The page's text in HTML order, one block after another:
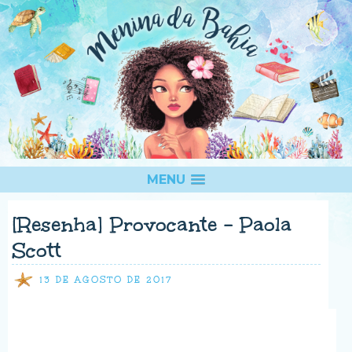
MENU
[Resenha] Provocante - Paola
Scott
13 DE AGOSTO DE 2017